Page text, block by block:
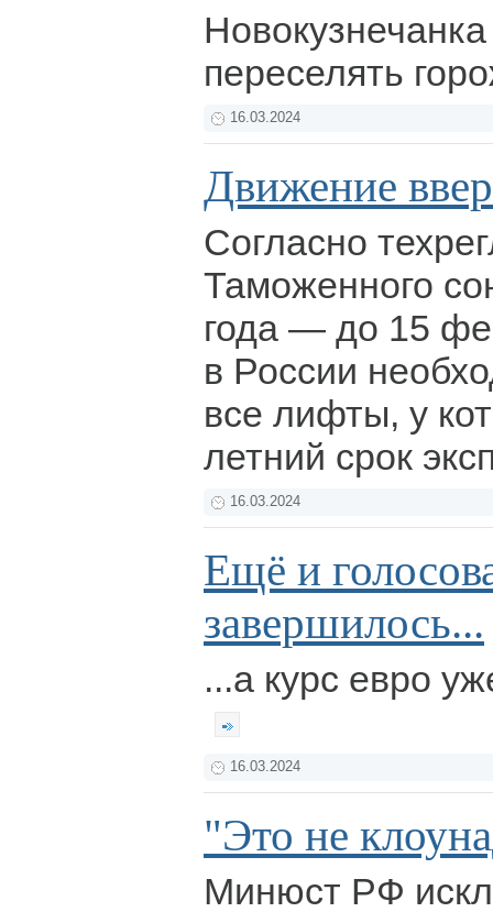
переселять
16.03.2024
Движение
Согласно
Таможенного
года — до 15
в России
все лифты, у
летний срок
16.03.2024
Ещё и
завершилось...
...а курс евро
16.03.2024
"Это не
Минюст РФ